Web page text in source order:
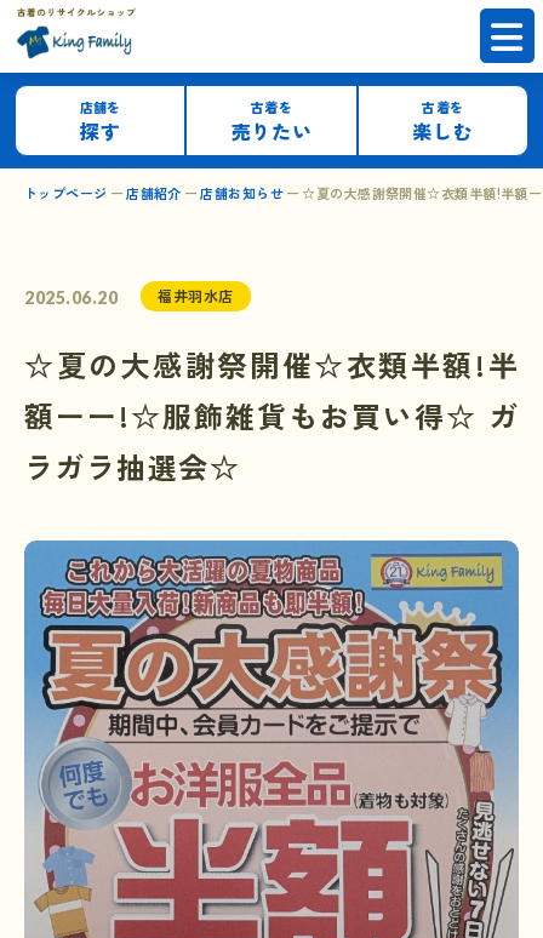
店舗を
探す
古着を
売りたい
古着を
楽しむ
トップページ 店舗紹介 店舗お知らせ ☆夏の大感謝祭開催☆衣類半額!半額
2025.06.20 福井羽水店
☆夏の大感謝祭開催☆衣類半額!半
額ーー!☆服飾雑貨もお買い得☆ ガ
ラガラ抽選会☆